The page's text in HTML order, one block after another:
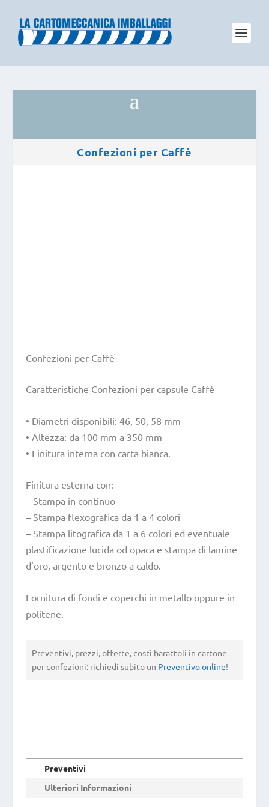
Confezioni per Caffè
Confezioni per Caffè
Caratteristiche Confezioni per capsule Caffè
• Diametri disponibili: 46, 50, 58 mm
• Altezza: da 100 mm a 350 mm
• Finitura interna con carta bianca.
Finitura esterna con:
– Stampa in continuo
– Stampa flexografica da 1 a 4 colori
– Stampa litografica da 1 a 6 colori ed eventuale
plastificazione lucida od opaca e stampa di lamine
d’oro, argento e bronzo a caldo.
Fornitura di fondi e coperchi in metallo oppure in
politene.
Preventivi, prezzi, offerte, costi barattoli in cartone
per confezioni: richiedi subito un Preventivo online!
Preventivi
Ulteriori Informazioni